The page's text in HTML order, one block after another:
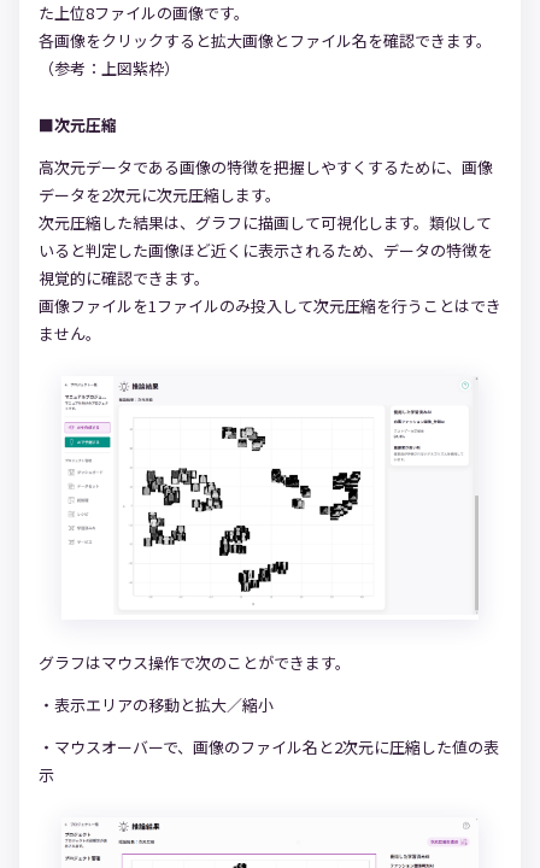
た上位8ファイルの画像です。
各画像をクリックすると拡大画像とファイル名を確認できます。
（参考：上図紫枠）
■次元圧縮
高次元データである画像の特徴を把握しやすくするために、画像
データを2次元に次元圧縮します。
次元圧縮した結果は、グラフに描画して可視化します。類似して
いると判定した画像ほど近くに表示されるため、データの特徴を
視覚的に確認できます。
画像ファイルを1ファイルのみ投入して次元圧縮を行うことはでき
ません。
グラフはマウス操作で次のことができます。
・表示エリアの移動と拡大／縮小
・マウスオーバーで、画像のファイル名と2次元に圧縮した値の表
示